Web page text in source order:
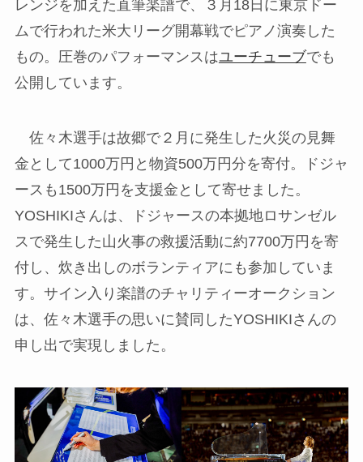
レンジを加えた直筆楽譜で、３月18日に東京ドー
ムで行われた米大リーグ開幕戦でピアノ演奏した
もの。圧巻のパフォーマンスはユーチューブでも
公開しています。
佐々木選手は故郷で２月に発生した火災の見舞
金として1000万円と物資500万円分を寄付。ドジャ
ースも1500万円を支援金として寄せました。
YOSHIKIさんは、ドジャースの本拠地ロサンゼル
スで発生した山火事の救援活動に約7700万円を寄
付し、炊き出しのボランティアにも参加していま
す。サイン入り楽譜のチャリティーオークション
は、佐々木選手の思いに賛同したYOSHIKIさんの
申し出で実現しました。